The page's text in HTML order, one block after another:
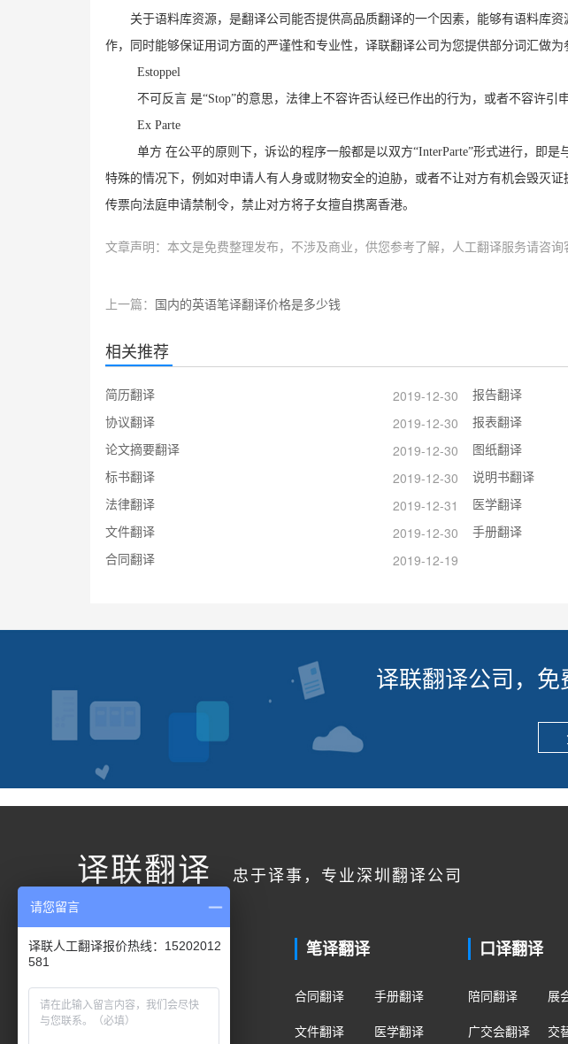
关于语料库资源，是翻译公司能否提供高品质翻译的一个因素，能够有语料库
作，同时能够保证用词方面的严谨性和专业性，译联翻译公司为您提供部分词汇做为
Estoppel
不可反言 是“Stop”的意思，法律上不容许否认经已作出的行为，或者不容许引
Ex Parte
单方 在公平的原则下，诉讼的程序一般都是以双方“InterParte”形式进行，即是
特殊的情况下，例如对申请人有人身或财物安全的迫胁，或者不让对方有机会毁灭
传票向法庭申请禁制令，禁止对方将子女擅自携离香港。
文章声明：本文是免费整理发布，不涉及商业，供您参考了解，人工翻译服务请咨询
上一篇： 国内的英语笔译翻译价格是多少钱
相关推荐
简历翻译 2019-12-30 报告翻译
协议翻译
2019-12-30 报表翻译
论文摘要翻译
2019-12-30 图纸翻译
标书翻译
2019-12-30 说明书翻译
法律翻译
2019-12-31 医学翻译
文件翻译
2019-12-30 手册翻译
合同翻译
2019-12-19
译联翻译公司，
译联翻译 忠于译事，专业深圳翻译公司
联系我们
客户服务
400电话：400-178-1661
笔译翻译
合同翻译
手册翻译
文件翻译
医学翻译
口译翻译
陪同翻译
展
广交会翻译
交
请您留言
译联人工翻译报价热线：15202012
581